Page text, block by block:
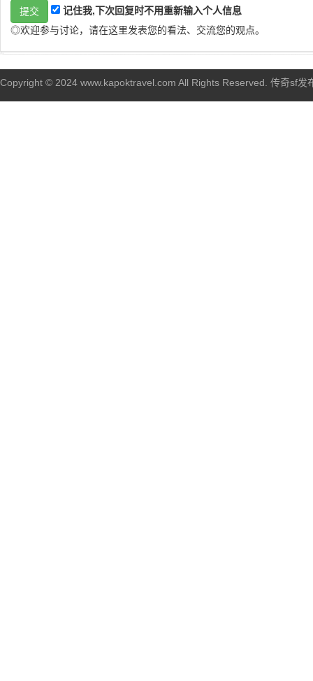
记住我,下次回复时不用重新输入个人信息
◎欢迎参与讨论，请在这里发表您的看法、交流您的观点。
Copyright © 2024 www.kapoktravel.com All Rights Reserved. 传奇sf发